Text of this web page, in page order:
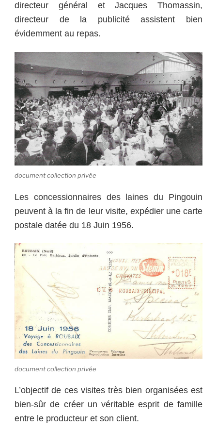
directeur général et Jacques Thomassin,
directeur de la publicité assistent bien
évidemment au repas.
document collection privée
Les concessionnaires des laines du Pingouin
peuvent à la fin de leur visite, expédier une carte
postale datée du 18 Juin 1956.
document collection privée
L’objectif de ces visites très bien organisées est
bien-sûr de créer un véritable esprit de famille
entre le producteur et son client.